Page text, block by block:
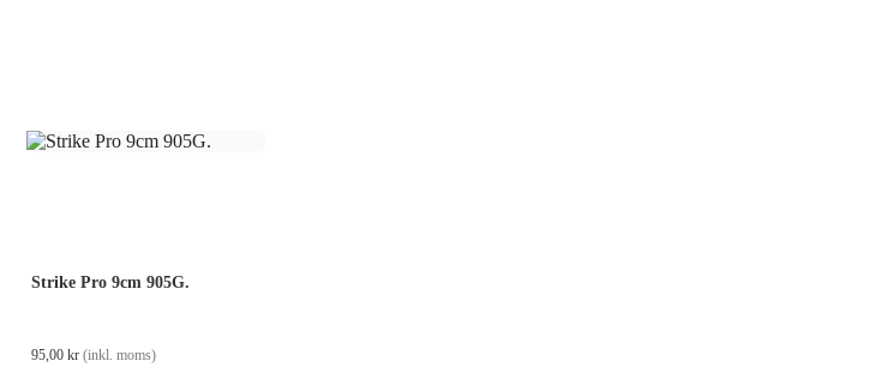
Strike Pro 9cm 905G.
95,00 kr (inkl. moms)